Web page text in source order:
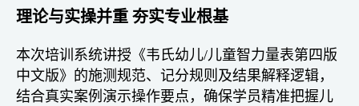
理论与实操并重 夯实专业根基
本次培训系统讲授《韦氏幼儿/儿童智力量表第四版
中文版》的施测规范、记分规则及结果解释逻辑，
结合真实案例演示操作要点，确保学员精准把握儿